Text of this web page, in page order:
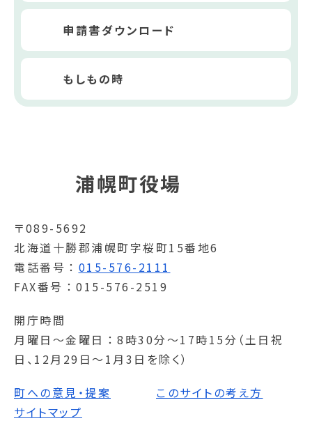
申請書ダウンロード
もしもの時
浦幌町役場
〒089-5692
北海道十勝郡浦幌町字桜町15番地6
電話番号
015-576-2111
FAX番号
015-576-2519
開庁時間
月曜日～金曜日
8時30分～17時15分（土日祝
日、12月29日～1月3日を除く）
町への意見・提案
このサイトの考え方
サイトマップ